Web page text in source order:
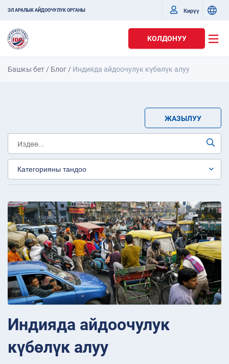
ЭЛ АРАЛЫК АЙДООЧУЛУК ОРГАНЫ Кирүү
КОЛДОНУУ
Башкы бет / Блог / Индияда айдоочулук күбөлүк алуу
ЖАЗЫЛУУ
Индияда айдоочулук
күбөлүк алуу